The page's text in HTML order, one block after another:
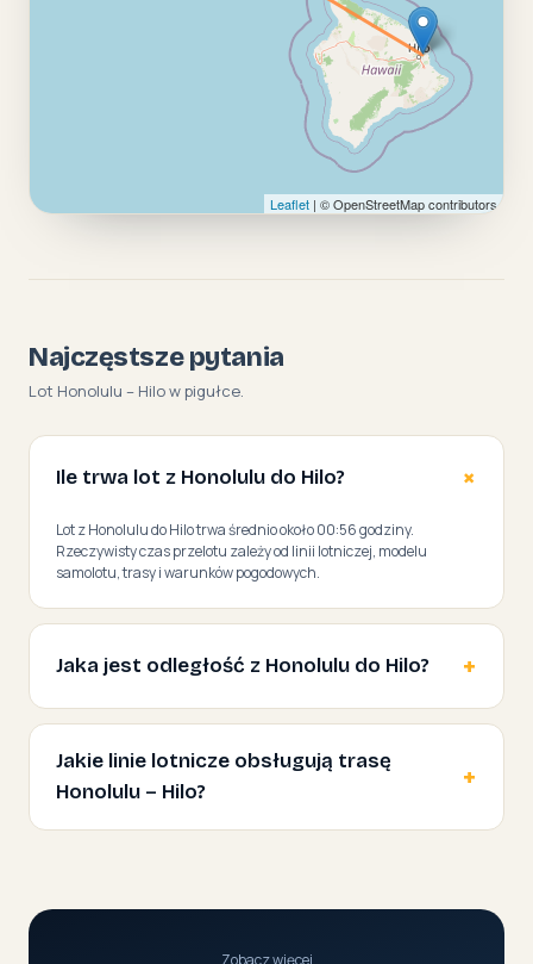
Leaflet | © OpenStreetMap contributors
Najczęstsze pytania
Lot Honolulu – Hilo w pigułce.
Ile trwa lot z Honolulu do Hilo?
Lot z Honolulu do Hilo trwa średnio około 00:56 godziny.
Rzeczywisty czas przelotu zależy od linii lotniczej, modelu
samolotu, trasy i warunków pogodowych.
Jaka jest odległość z Honolulu do Hilo?
Jakie linie lotnicze obsługują trasę
Honolulu – Hilo?
Zobacz więcej